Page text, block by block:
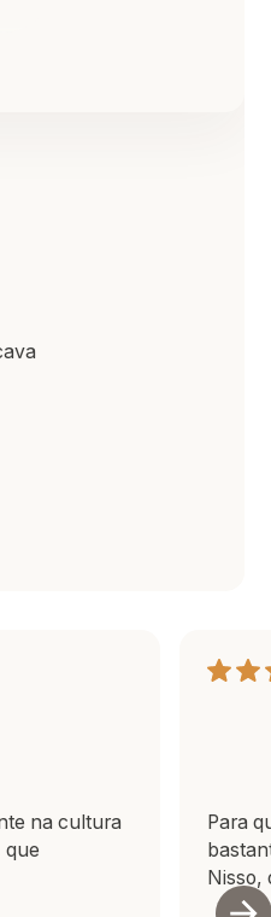
na cultura
que
Para
Nisso,